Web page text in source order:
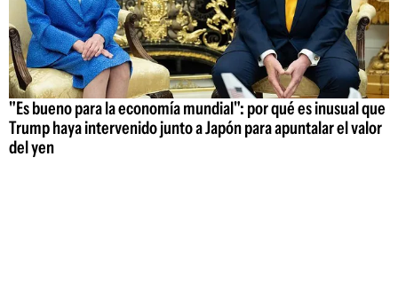
"Es bueno para la economía mundial": por qué es inusual que
Trump haya intervenido junto a Japón para apuntalar el valor
del yen